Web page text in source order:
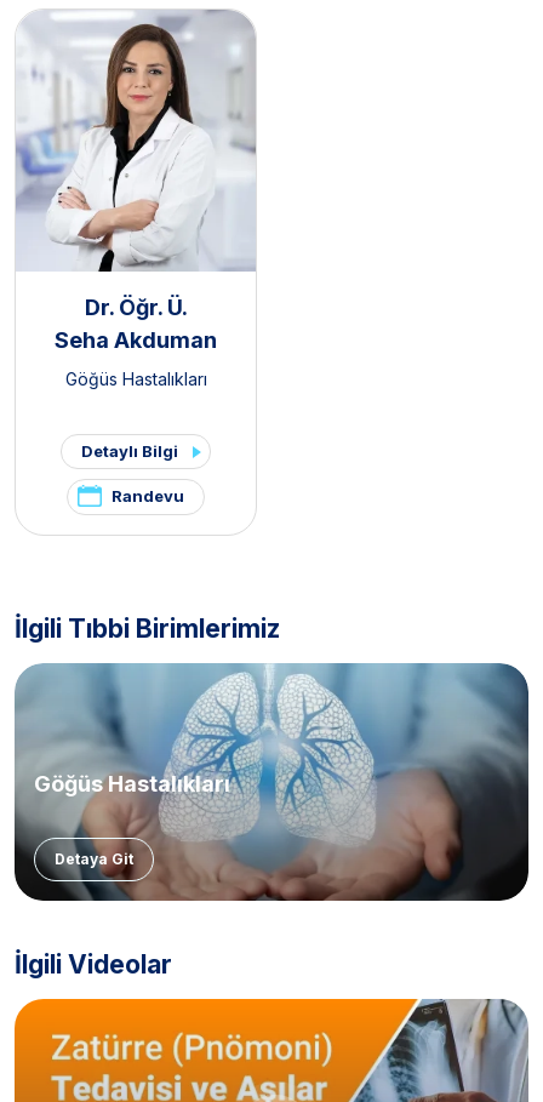
Dr. Öğr. Ü.
Seha Akduman
Göğüs Hastalıkları
Detaylı Bilgi
Randevu
İlgili Tıbbi Birimlerimiz
Göğüs Hastalıkları
Detaya Git
İlgili Videolar